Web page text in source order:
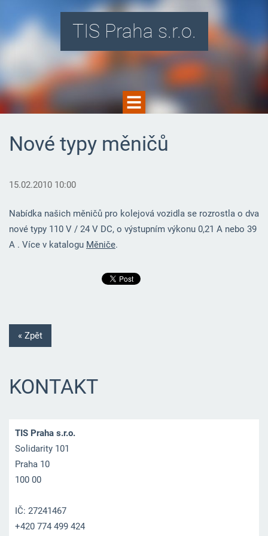
TIS Praha s.r.o.
Nové typy měničů
15.02.2010 10:00
Nabídka našich měničů pro kolejová vozidla se rozrostla o dva
nové typy 110 V / 24 V DC, o výstupním výkonu 0,21 A nebo 39
A . Více v katalogu Měniče.
« Zpět
KONTAKT
TIS Praha s.r.o.
Solidarity 101
Praha 10
100 00
IČ: 27241467
+420 774 499 424